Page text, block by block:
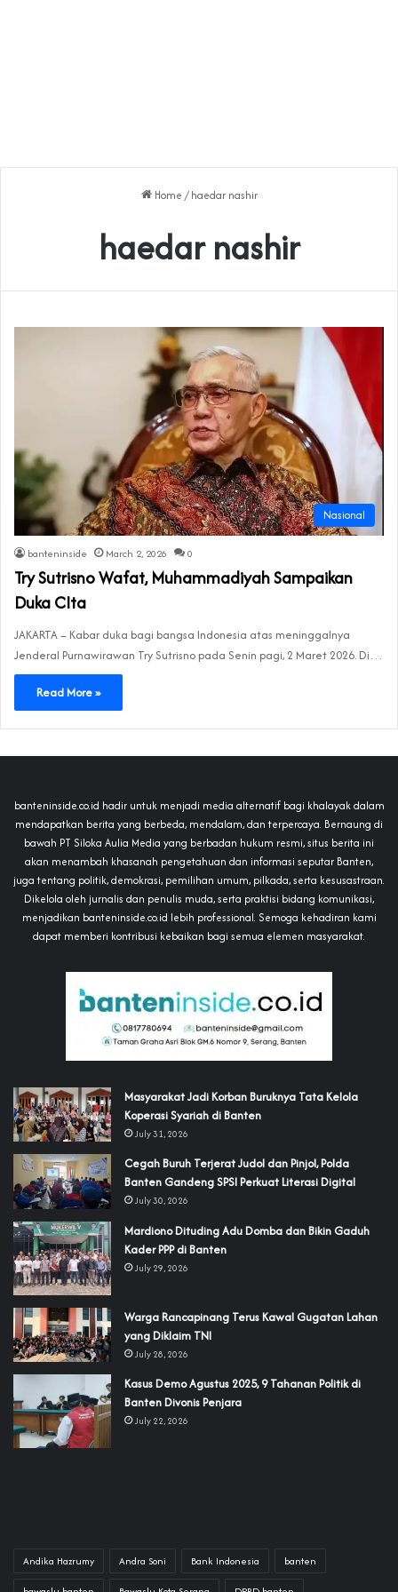
Home / haedar nashir
haedar nashir
Nasional
banteninside March 2, 2026 0
Try Sutrisno Wafat, Muhammadiyah Sampaikan
Duka CIta
JAKARTA – Kabar duka bagi bangsa Indonesia atas meninggalnya
Jenderal Purnawirawan Try Sutrisno pada Senin pagi, 2 Maret 2026. Di…
Read More »
banteninside.co.id hadir untuk menjadi media alternatif bagi khalayak dalam
mendapatkan berita yang berbeda, mendalam, dan terpercaya. Bernaung di
bawah PT Siloka Aulia Media yang berbadan hukum resmi, situs berita ini
akan menambah khasanah pengetahuan dan informasi seputar Banten,
juga tentang politik, demokrasi, pemilihan umum, pilkada, serta kesusastraan.
Dikelola oleh jurnalis dan penulis muda, serta praktisi bidang komunikasi,
menjadikan banteninside.co.id lebih professional. Semoga kehadiran kami
dapat memberi kontribusi kebaikan bagi semua elemen masyarakat.
‎Masyarakat Jadi Korban Buruknya Tata Kelola
Koperasi Syariah di Banten
July 31, 2026
Cegah Buruh Terjerat Judol dan Pinjol, Polda
Banten Gandeng SPSI Perkuat Literasi Digital
July 30, 2026
‎Mardiono Dituding Adu Domba dan Bikin Gaduh
Kader PPP di Banten
July 29, 2026
‎Warga Rancapinang Terus Kawal Gugatan Lahan
yang Diklaim TNI‎‎
July 28, 2026
‎Kasus Demo Agustus 2025, 9 Tahanan Politik di
Banten Divonis Penjara
July 22, 2026
Andika Hazrumy Andra Soni Bank Indonesia banten